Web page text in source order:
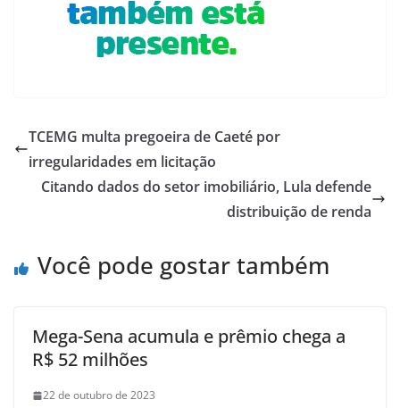
TCEMG multa pregoeira de Caeté por
irregularidades em licitação
Citando dados do setor imobiliário, Lula defende
distribuição de renda
Você pode gostar também
Mega-Sena acumula e prêmio chega a
R$ 52 milhões
22 de outubro de 2023